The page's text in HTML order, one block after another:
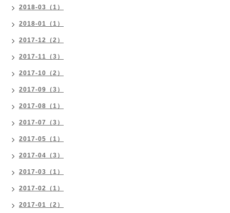
2018-03（1）
2018-01（1）
2017-12（2）
2017-11（3）
2017-10（2）
2017-09（3）
2017-08（1）
2017-07（3）
2017-05（1）
2017-04（3）
2017-03（1）
2017-02（1）
2017-01（2）